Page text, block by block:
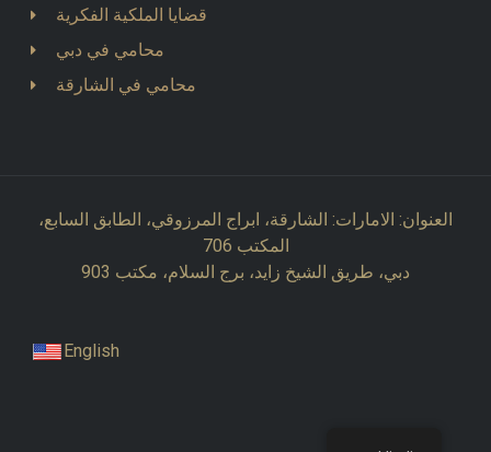
قضايا الملكية الفكرية
محامي في دبي
محامي في الشارقة
العنوان: الامارات: الشارقة، ابراج المرزوقي، الطابق السابع،
المكتب 706
دبي، طريق الشيخ زايد، برج السلام، مكتب 903
English